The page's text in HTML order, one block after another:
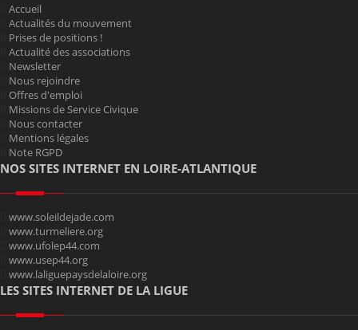
Accueil
Actualités du mouvement
Prises de positions !
Actualité des associations
Newsletter
Nous rejoindre
Offres d'emploi
Missions de Service Civique
Nous contacter
Mentions légales
Note RGPD
NOS SITES INTERNET EN LOIRE-ATLANTIQUE
www.soleildejade.com
www.turmeliere.org
www.ufolep44.com
www.usep44.org
www.laliguepaysdelaloire.org
LES SITES INTERNET DE LA LIGUE